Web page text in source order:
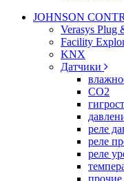
JOHNSON
Verasys Plug
Facility
KNX
Датчики
CO2
реле
реле
реле
прочие